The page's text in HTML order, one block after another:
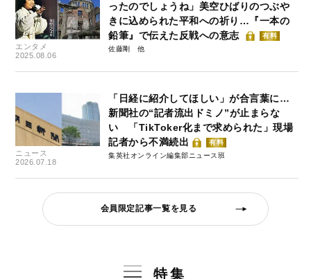
エンタメ
2025.08.06
ったのでしょうね」美空ひばりのつぶや
きに込められた平和への祈り…『一本の
鉛筆』で伝えた反戦への意志
有料
佐藤剛
ニュース
2026.07.18
「日経に紹介してほしい」が合言葉に…
新聞社の“記者流出ドミノ”が止まらな
い 「TikToker化まで求められた」現場
記者から不満続出
有料
集英社オンライン編集部ニュース班
会員限定記事一覧を見る
特集